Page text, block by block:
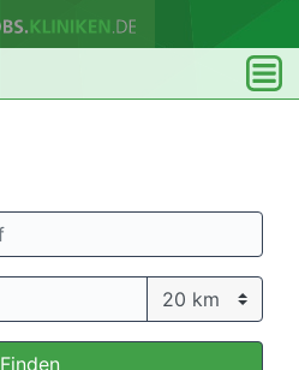
Finden